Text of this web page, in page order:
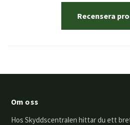
Recensera
Om oss
Hos Skyddscentralen hittar du ett